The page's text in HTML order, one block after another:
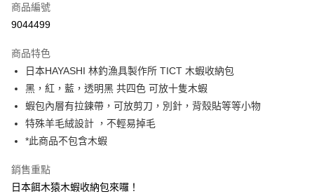
2.付款方式選擇「大哥付你分期」，訂單成立後會自動跳轉到大哥付的交易
流程，驗證手機門號後，選擇欲分期的期數、繳款截止日，確認付款後即完
4.訂單成立30分鐘內，如未前往確認交易或遇審核未通過，訂單將自動取
消。如遇「轉專審核」未通過狀況，表示未達大哥付你分期系統評分，恕無
法說明評估內容。
【繳款方式說明】
1.分期款項不併入電信帳單，「大哥付你分期」於每月結算日後寄送繳費提
醒簡訊。
帳／街口支付／iPASS MONEY」等通路繳費。
【注意事項】
1.本服務係由「台灣大哥大股份有限公司」（以下簡稱本公司）所提供，讓
相關說明
【關於「AFTEE先享後付」】
便利好安心！
２．便利：只要手機號碼，簡訊認證，即可結帳。
３．安心：先確認商品／服務後，再付款。
【「AFTEE先享後付」結帳流程】
１．於結帳方式選擇「AFTEE先享後付」後，將跳轉至「AFTEE先享後付」
結帳頁面，進行簡訊認證並確認金額後，即可完成結帳。
３．收到繳費通知簡訊後14天內，點擊此簡訊中的連結，可透過四大超商／
ATM／網路銀行／等多元方式進行付款，方視為交易完成。
※ 請注意：結帳手續完成當下不需立刻繳費，但若您需要取消訂單，請聯絡
貨到付款
運送方式
全家取貨付款
每筆NT$60，滿NT$1,200(含以上)免運費
付款後全家取貨
每筆NT$60，滿NT$1,200(含以上)免運費
商品編號
9044499
商品特色
日本HAYASHI 林釣漁具製作所 TICT 木蝦收納包
黑，紅，藍，透明黑 共四色 可放十隻木蝦
蝦包內層有拉鍊帶，可放剪刀，別針，背殼貼等等小物
特殊羊毛絨設計 ，不輕易掉毛
*此商品不包含木蝦
銷售重點
日本餌木猿木蝦收納包來囉！